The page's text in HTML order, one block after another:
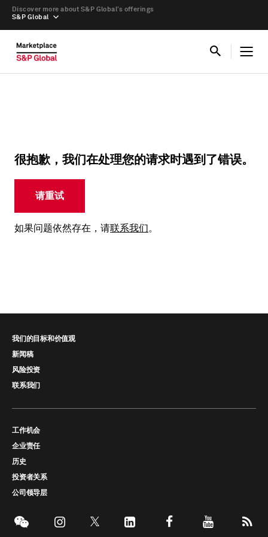
S&P Global
Discover more about S&P Global’s offerings
很抱歉，我们在处理您的请求时遇到了错误。
请重试
如果问题依然存在，请联系我们。
我们的目标和价值观
新闻稿
风险投资
联系我们
工作机会
企业责任
历史
投资者关系
公司领导层